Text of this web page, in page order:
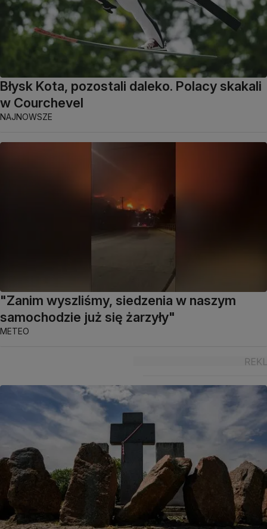
Błysk Kota, pozostali daleko. Polacy skakali
w Courchevel
NAJNOWSZE
"Zanim wyszliśmy, siedzenia w naszym
samochodzie już się żarzyły"
METEO